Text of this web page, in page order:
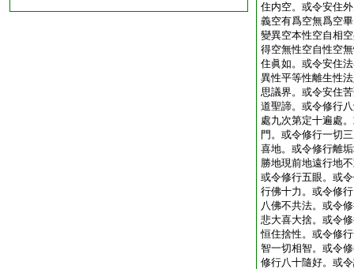
住内空。或令安住
義空有爲空無爲空
變異空本性空自相
得空無性空自性空
住眞如。或令安住
異性平等性離生性
思議界。或令安住
道聖諦。或令修行
處九次第定十遍處
門。或令修行一切
喜地。或令修行離
勝地現前地遠行地
或令修行五眼。或
行佛十力。或令修
八佛不共法。或令
悲大喜大捨。或令
恒住捨性。或令修
智一切相智。或令
修行八十隨好。或